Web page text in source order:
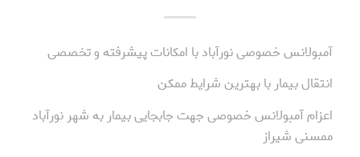
آمبولانس خصوصی نورآباد با امکانات پیشرفته و تخصصی
انتقال بیمار با بهترین شرایط ممکن
اعزام آمبولانس خصوصی جهت جابجایی بیمار به شهر نورآباد
ممسنی شیراز